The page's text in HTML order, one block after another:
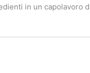
in un capolavoro